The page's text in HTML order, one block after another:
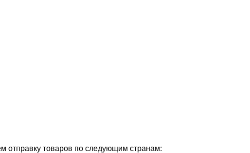
отправку товаров по следующим странам: